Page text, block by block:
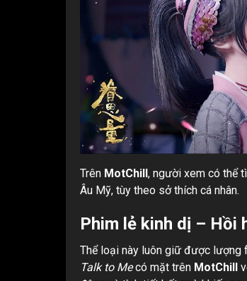
Trên MotChill , người xem có thể
Âu Mỹ, tùy theo sở thích cá nhân.
Phim lẻ kinh dị – Hồi
Thể loại này luôn giữ được lượng
Talk to Mecó mặt trên MotChill